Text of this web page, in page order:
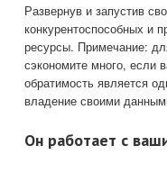
Развернув и запустив
конкурентоспособных и
ресурсы. Примечание:
сэкономите много, если
обратимость является
владение своими
Он работает с